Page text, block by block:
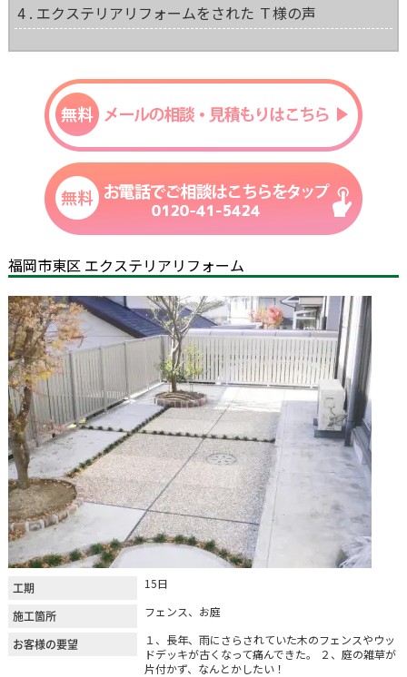
4 . エクステリアリフォームをされた Ｔ様の声
福岡市東区 エクステリアリフォーム
工期 15日
施工箇所 フェンス、お庭
お客様の要望
１、長年、雨にさらされていた木のフェンスやウッ
ドデッキが古くなって痛んできた。 ２、庭の雑草が
片付かず、なんとかしたい！